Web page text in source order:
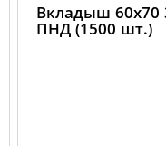
Вкладыш 60х70
ПНД (1500 шт.)